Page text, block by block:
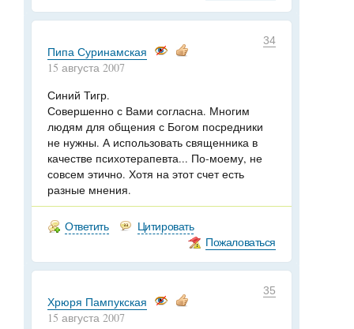
34
Пипа Суринамская
15 августа 2007
Синий Тигр.
Совершенно с Вами согласна. Многим
людям для общения с Богом посредники
не нужны. А использовать священника в
качестве психотерапевта... По-моему, не
совсем этично. Хотя на этот счет есть
разные мнения.
Ответить
Цитировать
Пожаловаться
35
Хрюря Пампукская
15 августа 2007